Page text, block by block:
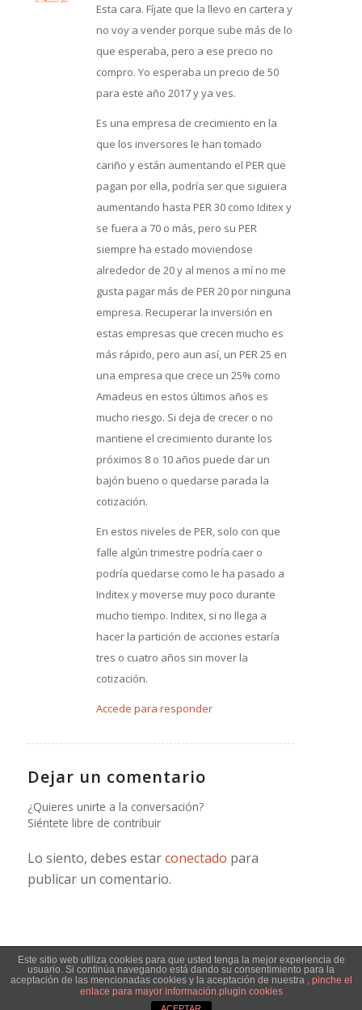
Esta cara. Fíjate que la llevo en cartera y
no voy a vender porque sube más de lo
que esperaba, pero a ese precio no
compro. Yo esperaba un precio de 50
para este año 2017 y ya ves.
Es una empresa de crecimiento en la
que los inversores le han tomado
cariño y están aumentando el PER que
pagan por ella, podría ser que siguiera
aumentando hasta PER 30 como Iditex y
se fuera a 70 o más, pero su PER
siempre ha estado moviendose
alrededor de 20 y al menos a mí no me
gusta pagar más de PER 20 por ninguna
empresa. Recuperar la inversión en
estas empresas que crecen mucho es
más rápido, pero aun así, un PER 25 en
una empresa que crece un 25% como
Amadeus en estos últimos años es
mucho riesgo. Si deja de crecer o no
mantiene el crecimiento durante los
próximos 8 o 10 años puede dar un
bajón bueno o quedarse parada la
cotización.
En estos niveles de PER, solo con que
falle algún trimestre podría caer o
podría quedarse como le ha pasado a
Inditex y moverse muy poco durante
mucho tiempo. Inditex, si no llega a
hacer la partición de acciones estaría
tres o cuatro años sin mover la
cotización.
Accede para responder
Dejar un comentario
¿Quieres unirte a la conversación?
Siéntete libre de contribuir
Lo siento, debes estarconectado para
publicar un comentario.
© Copyright - Jose Manuel Durba -Enfold WordPress Theme by Kriesi
Este sitio web utiliza cookies para que usted tenga la mejor experiencia de
usuario. Si continúa navegando está dando su consentimiento para la
aceptación de las mencionadas cookies y la aceptación de nuestra , pinche el
enlace para mayor información.plugin cookies